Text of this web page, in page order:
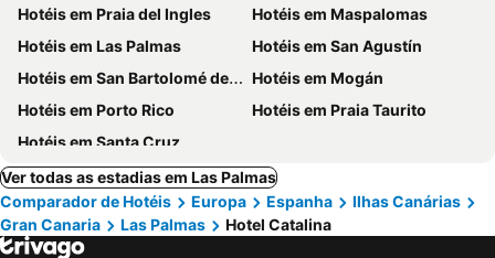
Hotéis em Praia del Ingles
Hotéis em Maspalomas
Hotéis em Las Palmas
Hotéis em San Agustín
Hotéis em San Bartolomé de Tirajana
Hotéis em Mogán
Hotéis em Porto Rico
Hotéis em Praia Taurito
Hotéis em Santa Cruz
Ver todas as estadias em Las Palmas
Comparador de Hotéis
Europa Espanha
Ilhas Canárias
Gran Canaria
Las Palmas Hotel Catalina